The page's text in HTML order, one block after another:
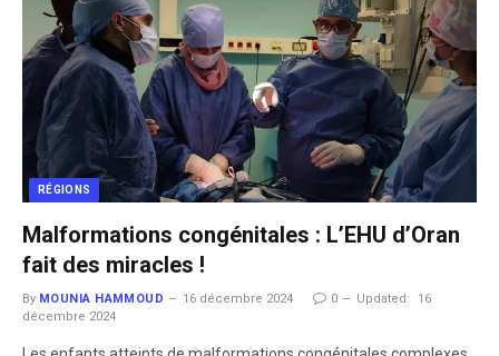
RÉGIONS
Malformations congénitales : L’EHU d’Oran
fait des miracles !
By MOUNIA HAMMOUD 16 décembre 2024 0 Updated:
16
décembre 2024